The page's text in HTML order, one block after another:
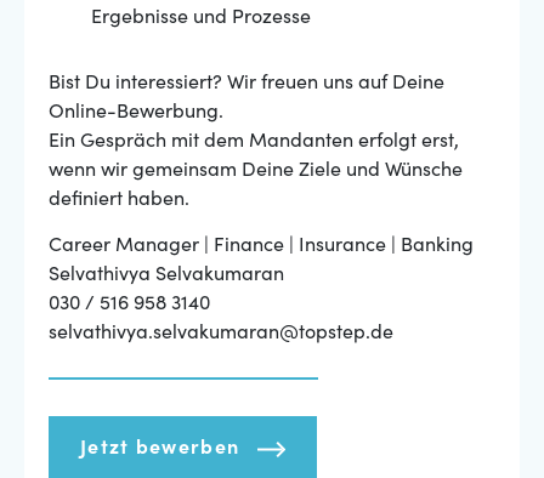
Ergebnisse und Prozesse
Bist Du interessiert? Wir freuen uns auf Deine
Online-Bewerbung.
Ein Gespräch mit dem Mandanten erfolgt erst,
wenn wir gemeinsam Deine Ziele und Wünsche
definiert haben.
Career Manager | Finance | Insurance | Banking
Selvathivya Selvakumaran
030 / 516 958 3140
selvathivya.selvakumaran@topstep.de
Jetzt bewerben